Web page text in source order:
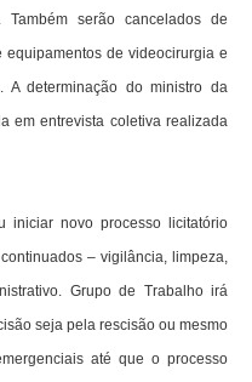
serão cancelados de
de videocirurgia e
A determinação do ministro da
em entrevista coletiva realizada
iniciar novo processo licitatório
– vigilância, limpeza,
Grupo de Trabalho irá
seja pela rescisão ou mesmo
até que o processo